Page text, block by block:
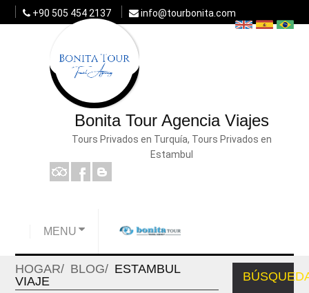
+90 505 454 2137 info@tourbonita.com
Bonita Tour Agencia Viajes
Tours Privados en Turquía, Tours Privados en
Estambul
MENU
HOGAR BLOG
ESTAMBUL
VIAJE